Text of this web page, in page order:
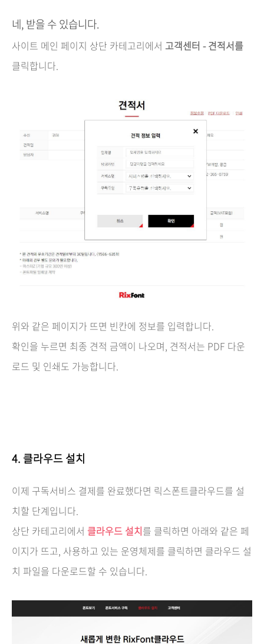
네, 받을 수 있습니다.
사이트 메인 페이지 상단 카테고리에서 고객센터 - 견적서를
클릭합니다.
위와 같은 페이지가 뜨면 빈칸에 정보를 입력합니다.
확인을 누르면 최종 견적 금액이 나오며, 견적서는 PDF 다운
로드 및 인쇄도 가능합니다.
4. 클라우드 설치
이제 구독서비스 결제를 완료했다면 릭스폰트클라우드를 설
치할 단계입니다.
상단 카테고리에서 클라우드 설치를 클릭하면 아래와 같은 페
이지가 뜨고, 사용하고 있는 운영체제를 클릭하면 클라우드 설
치 파일을 다운로드할 수 있습니다.